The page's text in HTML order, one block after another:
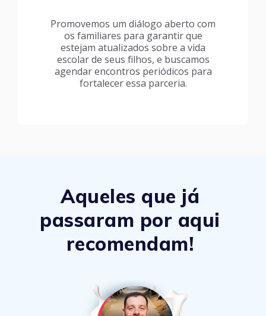
Promovemos um diálogo aberto com
os familiares para garantir que
estejam atualizados sobre a vida
escolar de seus filhos, e buscamos
agendar encontros periódicos para
fortalecer essa parceria.
Aqueles que já
passaram por aqui
recomendam!